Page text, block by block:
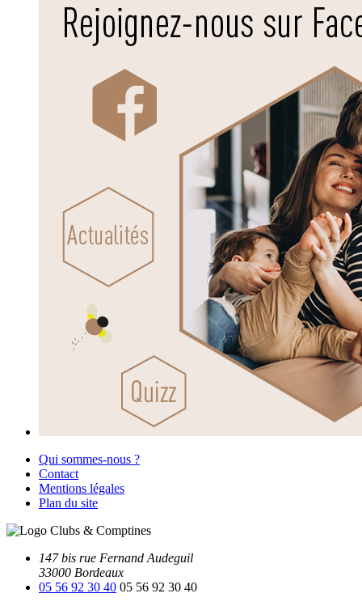
Qui sommes-nous ?
Contact
Mentions légales
Plan du site
147 bis rue Fernand Audeguil
33000 Bordeaux
05 56 92 30 40 05 56 92 30 40